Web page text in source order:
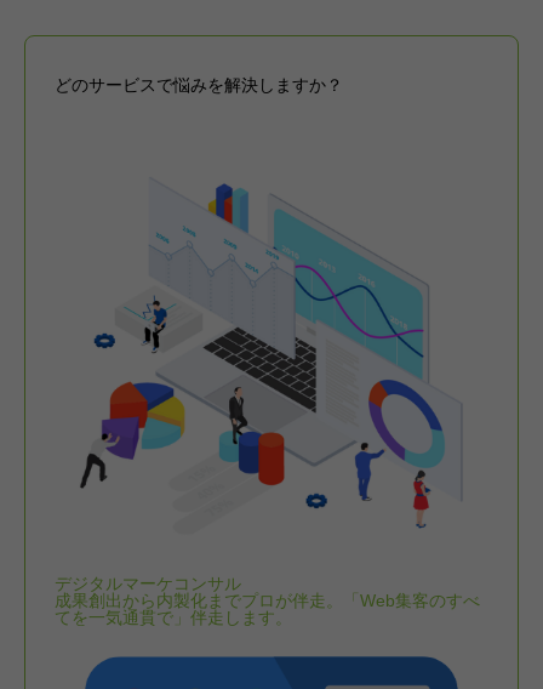
どのサービスで悩みを解決しますか？
デジタルマーケコンサル
成果創出から内製化までプロが伴走。「Web集客のすべ
てを一気通貫で」伴走します。